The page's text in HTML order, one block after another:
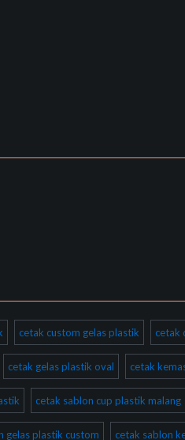
cetak custom gelas plastik cetak
cetak gelas plastik oval cetak
cetak sablon cup plastik malang
gelas plastik custom cetak sablon